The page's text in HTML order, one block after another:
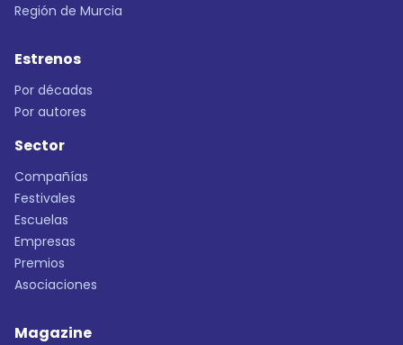
Región de Murcia
Estrenos
Por décadas
Por autores
Sector
Compañías
Festivales
Escuelas
Empresas
Premios
Asociaciones
Magazine